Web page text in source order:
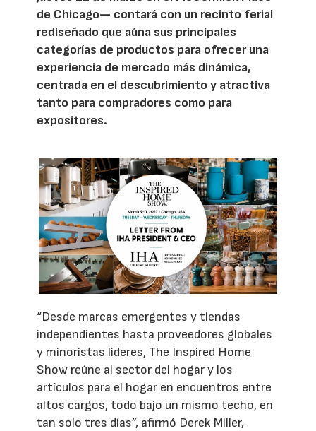
de Chicago— contará con un recinto ferial
rediseñado que aúna sus principales
categorías de productos para ofrecer una
experiencia de mercado más dinámica,
centrada en el descubrimiento y atractiva
tanto para compradores como para
expositores.
“Desde marcas emergentes y tiendas
independientes hasta proveedores globales
y minoristas líderes, The Inspired Home
Show reúne al sector del hogar y los
artículos para el hogar en encuentros entre
altos cargos, todo bajo un mismo techo, en
tan solo tres días”, afirmó Derek Miller,